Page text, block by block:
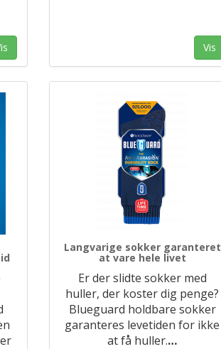
Vis
Langvarige sokker garanteret
at vare hele livet
Er der slidte sokker med
huller, der koster dig penge?
Blueguard holdbare sokker
garanteres levetiden for ikke
at få huller.…